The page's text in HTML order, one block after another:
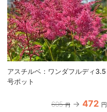
アスチルベ：ワンダフルディ3.5
号ポット
605 円 472 円